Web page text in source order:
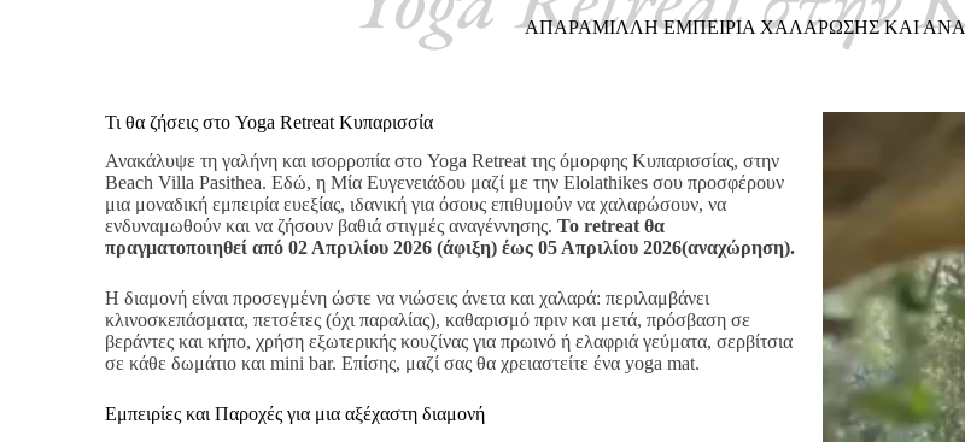
ΑΠΑΡΆΜΙΛΛΗ ΕΜΠΕΙΡΊΑ ΧΑΛΆΡΩΣΗΣ ΚΑΙ
Τι θα ζήσεις στο Yoga Retreat Κυπαρισσία
Ανακάλυψε τη γαλήνη και ισορροπία στο Yoga Retreat της όμορφης Κυπαρισσίας, στην
Beach Villa Pasithea. Εδώ, η Μία Ευγενειάδου μαζί με την Elolathikes σου προσφέρουν
μια μοναδική εμπειρία ευεξίας, ιδανική για όσους επιθυμούν να χαλαρώσουν, να
ενδυναμωθούν και να ζήσουν βαθιά στιγμές αναγέννησης.Το retreat θα
πραγματοποιηθεί από02 Απριλίου 2026(άφιξη) έως05 Απριλίου 2026(αναχώρηση).
Η διαμονή είναι προσεγμένη ώστε να νιώσεις άνετα και χαλαρά: περιλαμβάνει
κλινοσκεπάσματα, πετσέτες (όχι παραλίας), καθαρισμό πριν και μετά, πρόσβαση σε
βεράντες και κήπο, χρήση εξωτερικής κουζίνας για πρωινό ή ελαφριά γεύματα, σερβίτσια
σε κάθε δωμάτιο και mini bar. Επίσης, μαζί σας θα χρειαστείτε ένα yoga mat.
Εμπειρίες και Παροχές για μια αξέχαστη διαμονή